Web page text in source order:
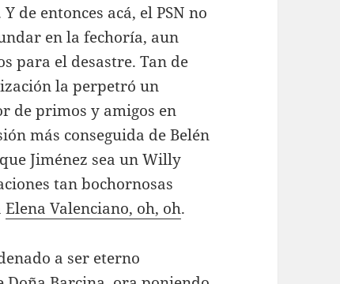
de entonces acá, el PSN no
en la fechoría, aun
para el desastre. Tan de
la perpetró un
de primos y amigos en
más conseguida de Belén
Jiménez sea un Willy
tan bochornosas
Elena Valenciano, oh, oh.
a ser eterno